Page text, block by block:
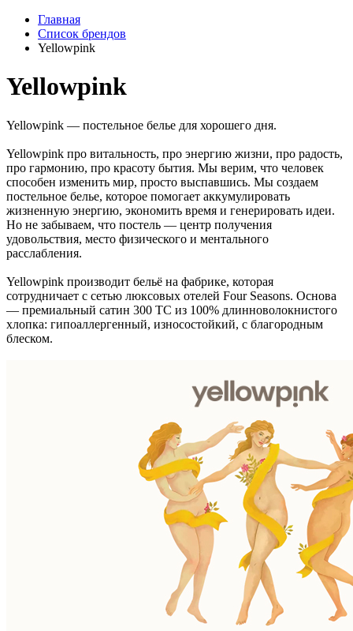
Главная
Список брендов
Yellowpink
Yellowpink
Yellowpink — постельное белье для хорошего дня.
Yellowpink про витальность, про энергию жизни, про радость,
про гармонию, про красоту бытия. Мы верим, что человек
способен изменить мир, просто выспавшись. Мы создаем
постельное белье, которое помогает аккумулировать
жизненную энергию, экономить время и генерировать идеи.
Но не забываем, что постель — центр получения
удовольствия, место физического и ментального
расслабления.
Yellowpink производит бельё на фабрике, которая
сотрудничает с сетью люксовых отелей Four Seasons. Основа
— премиальный сатин 300 TC из 100% длинноволокнистого
хлопка: гипоаллергенный, износостойкий, с благородным
блеском.